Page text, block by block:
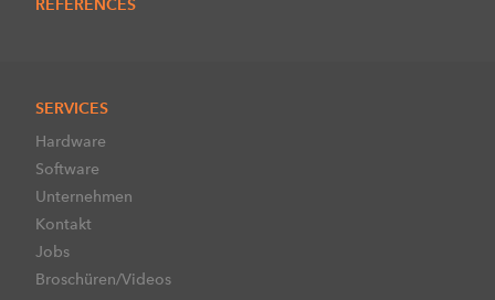
REFERENCES
SERVICES
Hardware
Software
Unternehmen
Kontakt
Jobs
Broschüren/Videos